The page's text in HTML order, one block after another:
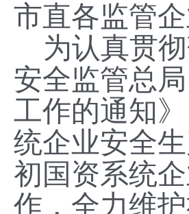
市直各监管企
为认真贯
安全监管总
工作的通知
统企业安全
初国资系统
作，全力维